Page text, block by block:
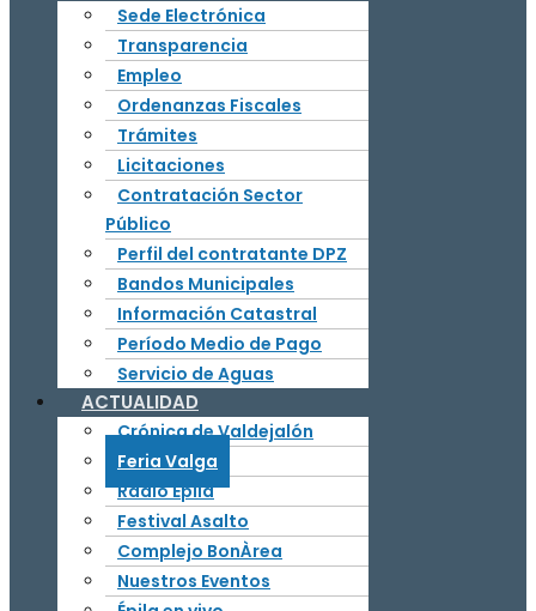
Sede Electrónica
Transparencia
Empleo
Ordenanzas Fiscales
Trámites
Licitaciones
Contratación Sector
Público
Perfil del contratante DPZ
Bandos Municipales
Información Catastral
Período Medio de Pago
Servicio de Aguas
ACTUALIDAD
Crónica de Valdejalón
Feria Valga
Radio Épila
Festival Asalto
Complejo BonÀrea
Nuestros Eventos